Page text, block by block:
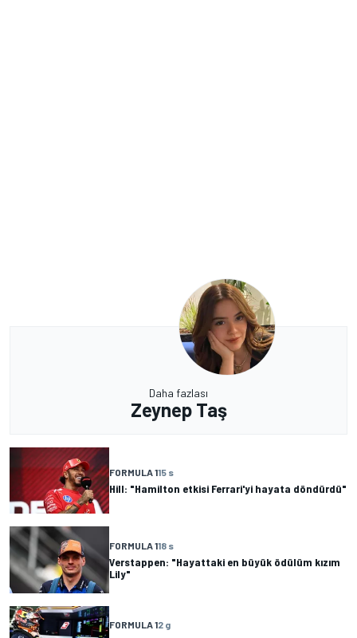
Daha fazlası
Zeynep Taş
FORMULA 115 s
Hill: "Hamilton etkisi Ferrari'yi hayata döndürdü"
FORMULA 118 s
Verstappen: "Hayattaki en büyük ödülüm kızım
Lily"
FORMULA 12 g